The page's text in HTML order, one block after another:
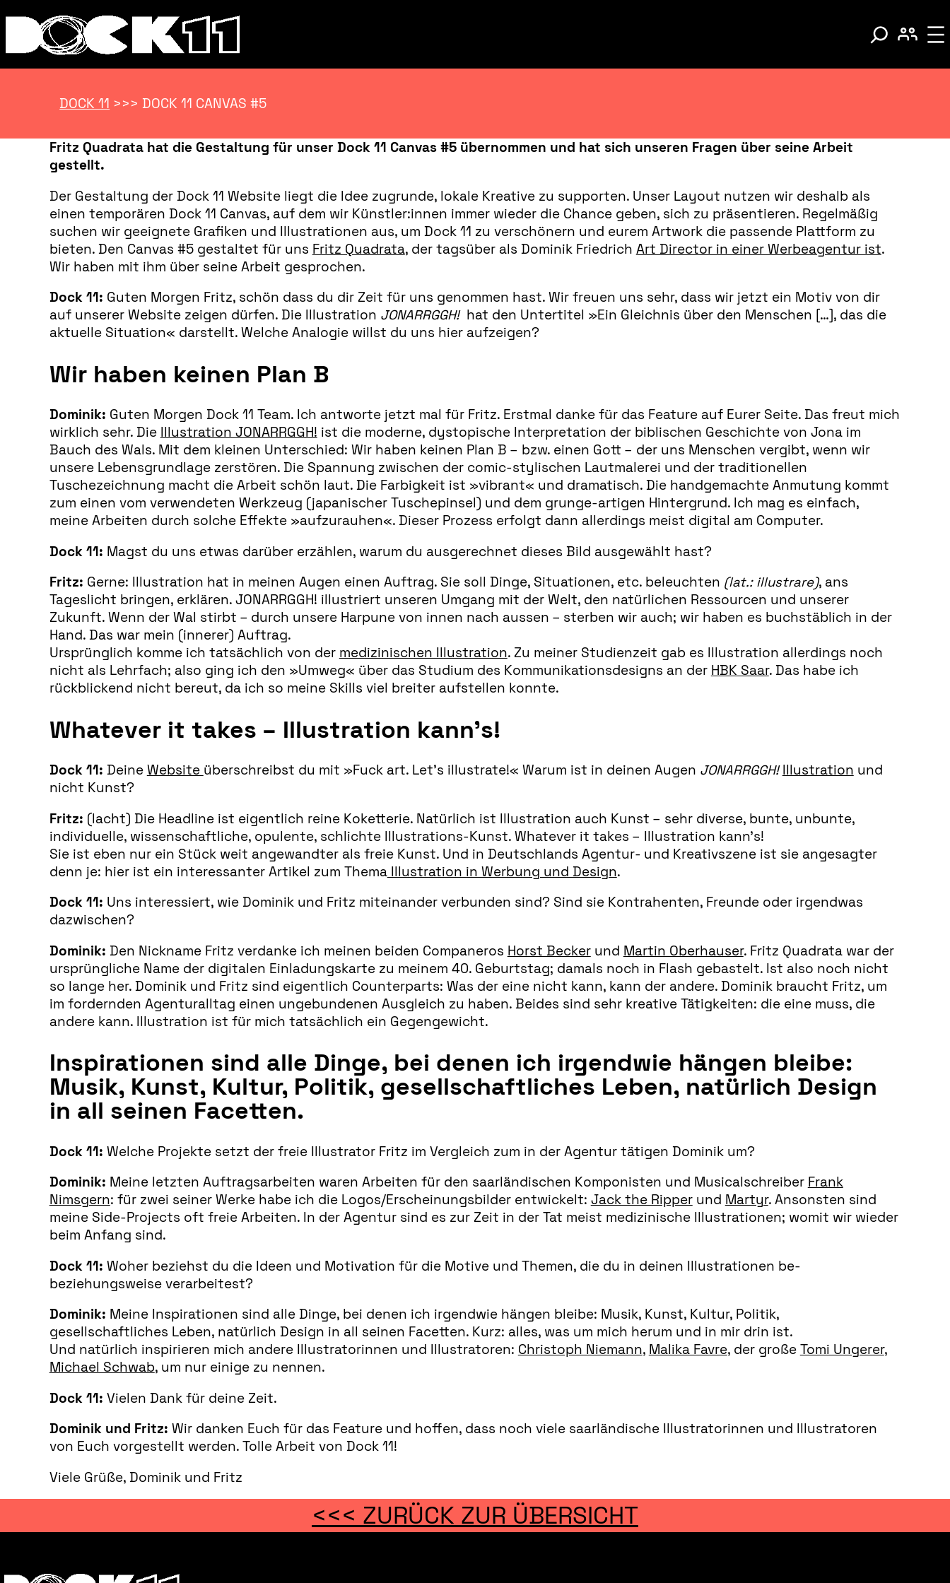
DOCK 11 >>> DOCK 11 CANVAS #5
Fritz Quadrata hat die Gestaltung für unser Dock 11 Canvas #5 übernommen und hat sich unseren Fragen über seine Arbeit
gestellt.
Der Gestaltung der Dock 11 Website liegt die Idee zugrunde, lokale Kreative zu supporten. Unser Layout nutzen wir deshalb als
einen temporären Dock 11 Canvas, auf dem wir Künstler:innen immer wieder die Chance geben, sich zu präsentieren. Regelmäßig
suchen wir geeignete Grafiken und Illustrationen aus, um Dock 11 zu verschönern und eurem Artwork die passende Plattform zu
bieten. Den Canvas #5 gestaltet für uns Fritz Quadrata, der tagsüber als Dominik Friedrich Art Director in einer Werbeagentur ist.
Wir haben mit ihm über seine Arbeit gesprochen.
Dock 11: Guten Morgen Fritz, schön dass du dir Zeit für uns genommen hast. Wir freuen uns sehr, dass wir jetzt ein Motiv von dir
auf unserer Website zeigen dürfen. Die Illustration JONARRGGH! hat den Untertitel »Ein Gleichnis über den Menschen […], das die
aktuelle Situation« darstellt. Welche Analogie willst du uns hier aufzeigen?
Wir haben keinen Plan B
Dominik: Guten Morgen Dock 11 Team. Ich antworte jetzt mal für Fritz. Erstmal danke für das Feature auf Eurer Seite. Das freut mich
wirklich sehr. Die Illustration JONARRGGH! ist die moderne, dystopische Interpretation der biblischen Geschichte von Jona im
Bauch des Wals. Mit dem kleinen Unterschied: Wir haben keinen Plan B – bzw. einen Gott – der uns Menschen vergibt, wenn wir
unsere Lebensgrundlage zerstören. Die Spannung zwischen der comic-stylischen Lautmalerei und der traditionellen
Tuschezeichnung macht die Arbeit schön laut. Die Farbigkeit ist »vibrant« und dramatisch. Die handgemachte Anmutung kommt
zum einen vom verwendeten Werkzeug (japanischer Tuschepinsel) und dem grunge-artigen Hintergrund. Ich mag es einfach,
meine Arbeiten durch solche Effekte »aufzurauhen«. Dieser Prozess erfolgt dann allerdings meist digital am Computer.
Dock 11: Magst du uns etwas darüber erzählen, warum du ausgerechnet dieses Bild ausgewählt hast?
Fritz: Gerne: Illustration hat in meinen Augen einen Auftrag. Sie soll Dinge, Situationen, etc. beleuchten (lat.: illustrare), ans
Tageslicht bringen, erklären. JONARRGGH! illustriert unseren Umgang mit der Welt, den natürlichen Ressourcen und unserer
Zukunft. Wenn der Wal stirbt – durch unsere Harpune von innen nach aussen – sterben wir auch; wir haben es buchstäblich in der
Hand. Das war mein (innerer) Auftrag.
Ursprünglich komme ich tatsächlich von der medizinischen Illustration. Zu meiner Studienzeit gab es Illustration allerdings noch
nicht als Lehrfach; also ging ich den »Umweg« über das Studium des Kommunikationsdesigns an der HBK Saar. Das habe ich
rückblickend nicht bereut, da ich so meine Skills viel breiter aufstellen konnte.
Whatever it takes – Illustration kann’s!
Dock 11: Deine Website überschreibst du mit »Fuck art. Let’s illustrate!« Warum ist in deinen Augen JONARRGGH!Illustration und
nicht Kunst?
Fritz: (lacht) Die Headline ist eigentlich reine Koketterie. Natürlich ist Illustration auch Kunst – sehr diverse, bunte, unbunte,
individuelle, wissenschaftliche, opulente, schlichte Illustrations-Kunst. Whatever it takes – Illustration kann’s!
Sie ist eben nur ein Stück weit angewandter als freie Kunst. Und in Deutschlands Agentur- und Kreativszene ist sie angesagter
denn je: hier ist ein interessanter Artikel zum ThemaIllustration in Werbung und Design.
Dock 11: Uns interessiert, wie Dominik und Fritz miteinander verbunden sind? Sind sie Kontrahenten, Freunde oder irgendwas
dazwischen?
Dominik: Den Nickname Fritz verdanke ich meinen beiden Companeros Horst Beckerund Martin Oberhauser. Fritz Quadrata war der
ursprüngliche Name der digitalen Einladungskarte zu meinem 40. Geburtstag; damals noch in Flash gebastelt. Ist also noch nicht
so lange her. Dominik und Fritz sind eigentlich Counterparts: Was der eine nicht kann, kann der andere. Dominik braucht Fritz, um
im fordernden Agenturalltag einen ungebundenen Ausgleich zu haben. Beides sind sehr kreative Tätigkeiten: die eine muss, die
andere kann. Illustration ist für mich tatsächlich ein Gegengewicht.
Inspirationen sind alle Dinge, bei denen ich irgendwie hängen bleibe:
Musik, Kunst, Kultur, Politik, gesellschaftliches Leben, natürlich Design
in all seinen Facetten.
Dock 11: Welche Projekte setzt der freie Illustrator Fritz im Vergleich zum in der Agentur tätigen Dominik um?
Dominik: Meine letzten Auftragsarbeiten waren Arbeiten für den saarländischen Komponisten und Musicalschreiber Frank
Nimsgern: für zwei seiner Werke habe ich die Logos/Erscheinungsbilder entwickelt: Jack the Ripperund Martyr. Ansonsten sind
meine Side-Projects oft freie Arbeiten. In der Agentur sind es zur Zeit in der Tat meist medizinische Illustrationen; womit wir wieder
beim Anfang sind.
Dock 11: Woher beziehst du die Ideen und Motivation für die Motive und Themen, die du in deinen Illustrationen be-
beziehungsweise verarbeitest?
Dominik: Meine Inspirationen sind alle Dinge, bei denen ich irgendwie hängen bleibe: Musik, Kunst, Kultur, Politik,
gesellschaftliches Leben, natürlich Design in all seinen Facetten. Kurz: alles, was um mich herum und in mir drin ist.
Und natürlich inspirieren mich andere Illustratorinnen und Illustratoren: Christoph Niemann, Malika Favre, der große Tomi Ungerer,
Michael Schwab, um nur einige zu nennen.
Dock 11: Vielen Dank für deine Zeit.
Dominik und Fritz: Wir danken Euch für das Feature und hoffen, dass noch viele saarländische Illustratorinnen und Illustratoren
von Euch vorgestellt werden. Tolle Arbeit von Dock 11!
Viele Grüße, Dominik und Fritz
<<< ZURÜCK ZUR ÜBERSICHT